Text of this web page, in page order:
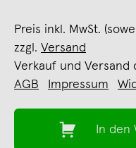
Preis inkl. MwSt.
zzgl. Versand
Verkauf und Versand
AGB
Impressum
In den